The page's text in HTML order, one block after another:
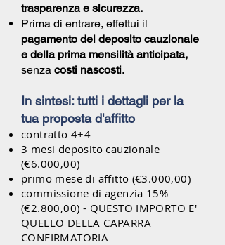
trasparenza e sicurezza.
Prima di entrare, effettui il
pagamento del deposito cauzionale
e della prima mensilità anticipata,
senza costi nascosti.
In sintesi: tutti i dettagli per la
tua proposta d'affitto
contratto 4+4
3 mesi deposito cauzionale
(€6.000,00)
primo mese di affitto (€3.000,00)
commissione di agenzia 15%
(€2.800,00) - QUESTO IMPORTO E'
QUELLO DELLA CAPARRA
CONFIRMATORIA